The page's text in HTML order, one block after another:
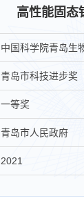
高性能固态
中国科学院青岛生
青岛市科技进步奖
一等奖
青岛市人民政府
2021